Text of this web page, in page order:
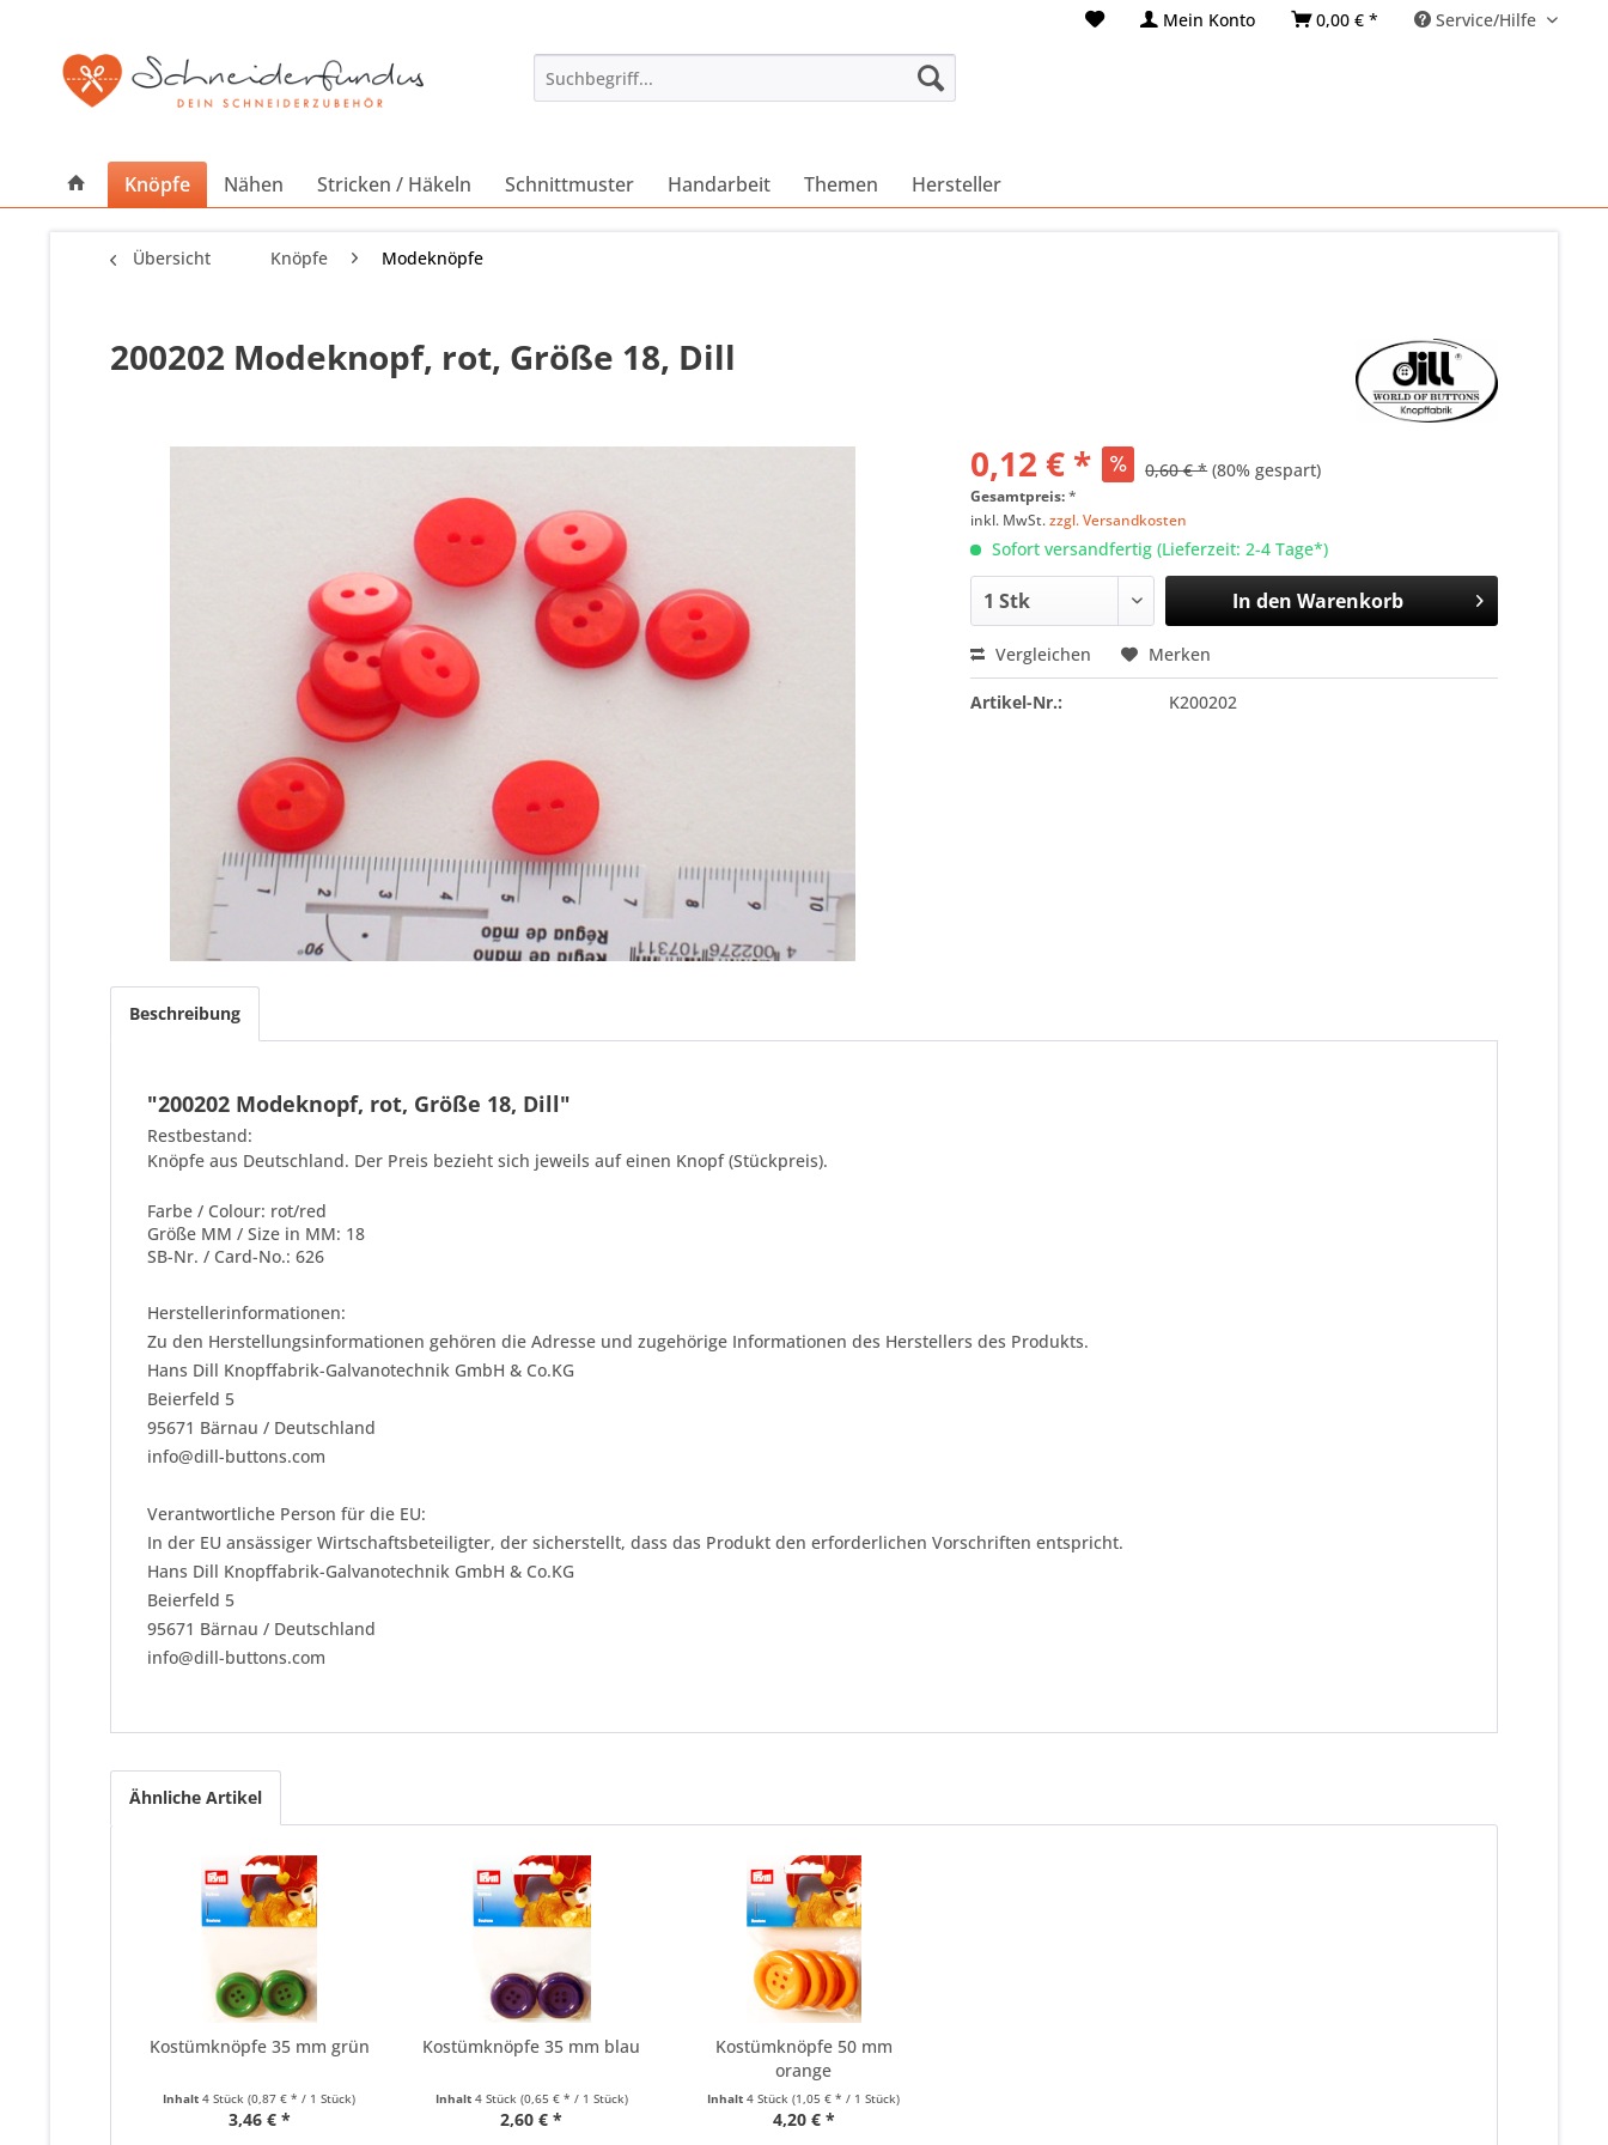
Mein Konto 0,00 € * Service/Hilfe
Knöpfe Nähen Stricken / Häkeln Schnittmuster Handarbeit Themen Hersteller
Übersicht Knöpfe Modeknöpfe
200202 Modeknopf, rot, Größe 18, Dill
0,12 € * 0,60 € * (80% gespart)
Gesamtpreis:*
inkl. MwSt.zzgl. Versandkosten
Sofort versandfertig (Lieferzeit: 2-4 Tage*)
In den Warenkorb
Vergleichen Merken
Artikel-Nr.: K200202
Beschreibung
"200202 Modeknopf, rot, Größe 18, Dill"
Restbestand:
Knöpfe aus Deutschland. Der Preis bezieht sich jeweils auf einen Knopf (Stückpreis).
Farbe / Colour: rot/red
Größe MM / Size in MM: 18
SB-Nr. / Card-No.: 626
Herstellerinformationen:
Zu den Herstellungsinformationen gehören die Adresse und zugehörige Informationen des Herstellers des Produkts.
Hans Dill Knopffabrik-Galvanotechnik GmbH & Co.KG
Beierfeld 5
95671 Bärnau / Deutschland
info@dill-buttons.com
Verantwortliche Person für die EU:
In der EU ansässiger Wirtschaftsbeteiligter, der sicherstellt, dass das Produkt den erforderlichen Vorschriften entspricht.
Hans Dill Knopffabrik-Galvanotechnik GmbH & Co.KG
Beierfeld 5
95671 Bärnau / Deutschland
info@dill-buttons.com
Ähnliche Artikel
Kostümknöpfe 35 mm grün
Inhalt4 Stück(0,87 € * / 1 Stück)
3,46 € *
Kostümknöpfe 35 mm blau
Inhalt 4 Stück (0,65 € * / 1 Stück)
2,60 € *
Kostümknöpfe 50 mm
orange
Inhalt4 Stück(1,05 € * / 1 Stück)
4,20 € *